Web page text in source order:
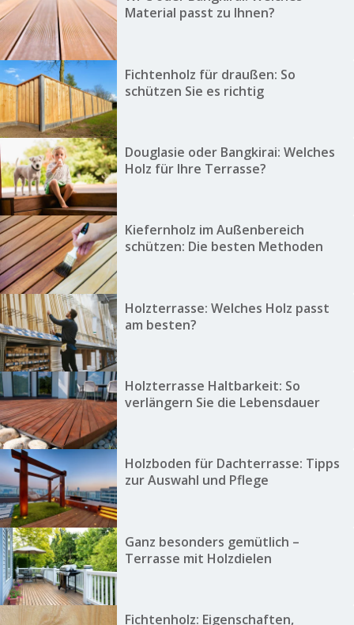
Material passt zu Ihnen?
Fichtenholz für draußen: So
schützen Sie es richtig
Douglasie oder Bangkirai: Welches
Holz für Ihre Terrasse?
Kiefernholz im Außenbereich
schützen: Die besten Methoden
Holzterrasse: Welches Holz passt
am besten?
Holzterrasse Haltbarkeit: So
verlängern Sie die Lebensdauer
Holzboden für Dachterrasse: Tipps
zur Auswahl und Pflege
Ganz besonders gemütlich –
Terrasse mit Holzdielen
Fichtenholz: Eigenschaften,